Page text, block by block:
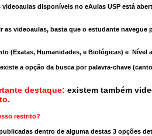
disponíveis no eAulas USP está
as videoaulas, basta que o estudante
(Exatas, Humanidades, e Biológicas) e Nível
a opção da busca por palavra-chave
destaque: existem também
.
restrito?
dentro de alguma destas 3 opções